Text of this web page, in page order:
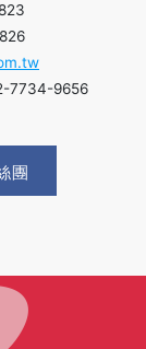
7734-9656
團